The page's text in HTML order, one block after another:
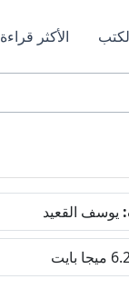
الأكثر قراءة
يوسف القعيد